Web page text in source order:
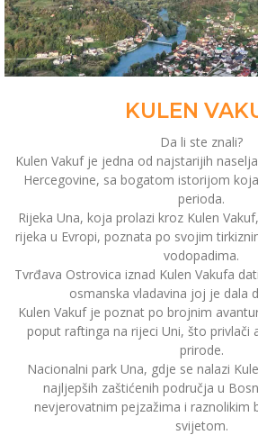
KULEN
Da li ste znali?
Kulen Vakuf je jedna od najstarijih
Hercegovine, sa bogatom istorijom
perioda.
Rijeka Una, koja prolazi kroz Kulen
rijeka u Evropi, poznata po svojim
vodopadima.
Tvrđava Ostrovica iznad Kulen Vakufa
osmanska vladavina joj je dala
Kulen Vakuf je poznat po brojnim
poput raftinga na rijeci Uni, što privlači
prirode.
Nacionalni park Una, gdje se nalazi
najljepših zaštićenih područja u
nevjerovatnim pejzažima i raznolikim
svijetom.